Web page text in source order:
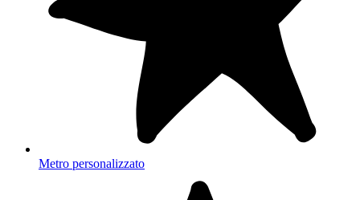
Metro personalizzato